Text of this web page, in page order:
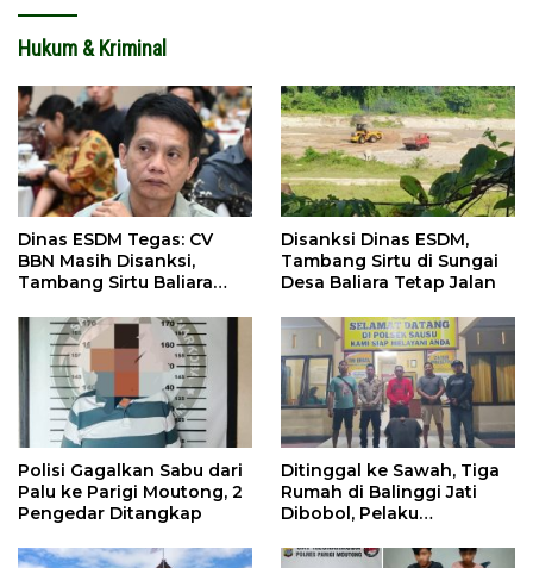
Hukum & Kriminal
Dinas ESDM Tegas: CV
BBN Masih Disanksi,
Tambang Sirtu Baliara
Disanksi Dinas ESDM,
Tambang Sirtu di Sungai
Desa Baliara Tetap Jalan
Polisi Gagalkan Sabu dari
Palu ke Parigi Moutong, 2
Pengedar Ditangkap
Ditinggal ke Sawah, Tiga
Rumah di Balinggi Jati
Dibobol, Pelaku